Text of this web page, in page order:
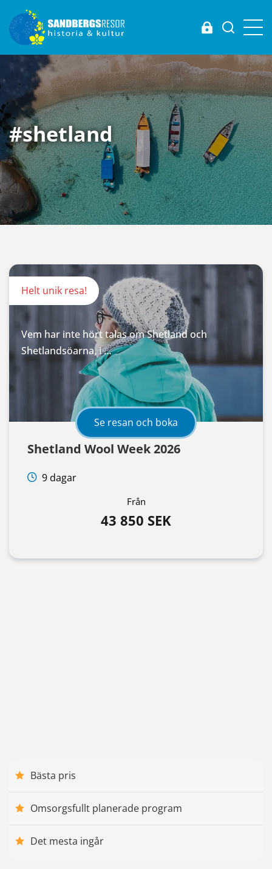
Login
#shetland
Vem har inte hört talas om Shetland och
Shetlandsöarna, i …
Helt unik resa!
Shetland Wool Week 2026
9 dagar
Från
43 850 SEK
Se resan och boka
Bästa pris
Omsorgsfullt planerade program
Det mesta ingår